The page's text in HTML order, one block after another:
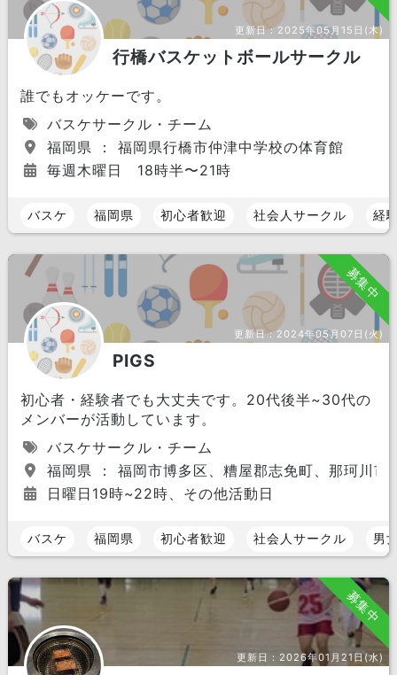
更新日：2025年05月15日(木)
行橋バスケットボールサークル
誰でもオッケーです。
バスケサークル・チーム
福岡県 ： 福岡県行橋市仲津中学校の体育館
毎週木曜日 18時半〜21時
バスケ 福岡県 初心者歓迎 社会人サークル 経
募集中
更新日：2024年05月07日(火)
PIGS
初心者・経験者でも大丈夫です。20代後半~30代の
メンバーが活動しています。
バスケサークル・チーム
福岡県 ： 福岡市博多区、糟屋郡志免町、那珂川市
日曜日19時~22時、その他活動日
バスケ 福岡県 初心者歓迎 社会人サークル 男
募集中
更新日： 2026年01月21日(水)